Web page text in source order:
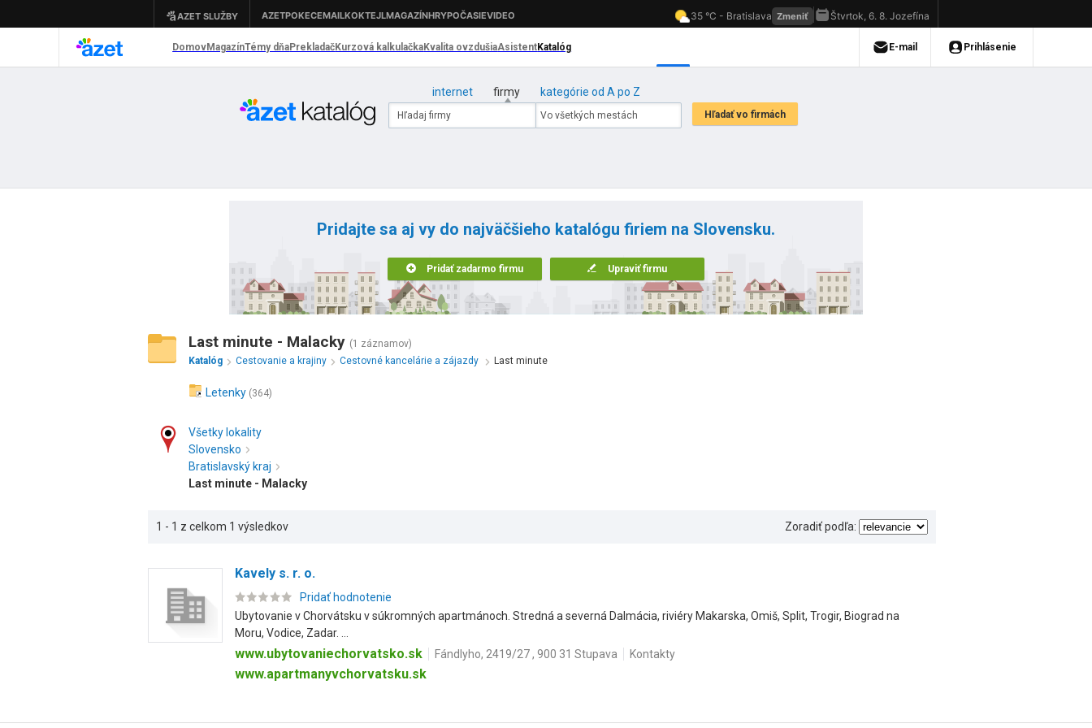
internet firmy kategórie od A po Z
Pridajte sa aj vy do najväčšieho katalógu firiem na Slovensku.
Pridať zadarmo firmu Upraviť firmu
Last minute - Malacky (1 záznamov)
Katalóg
Cestovanie a krajiny Cestovné kancelárie a zájazdy Last minute
Letenky (364)
Všetky lokality
Slovensko
Bratislavský kraj
Last minute - Malacky
1 - 1 z celkom 1 výsledkov Zoradiť podľa:
Kavely s. r. o.
Pridať hodnotenie
Ubytovanie v Chorvátsku v súkromných apartmánoch. Stredná a severná Dalmácia, riviéry Makarska, Omiš, Split, Trogir, Biograd na
Moru, Vodice, Zadar. ...
www.ubytovaniechorvatsko.sk Fándlyho, 2419/27 , 900 31 Stupava Kontakty
www.apartmanyvchorvatsku.sk